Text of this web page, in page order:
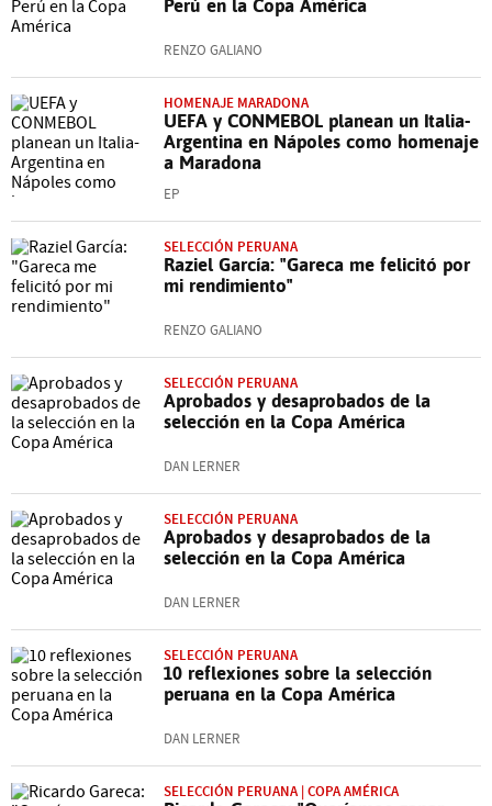
Perú en la Copa América
RENZO GALIANO
HOMENAJE MARADONA
UEFA y CONMEBOL planean un Italia-
Argentina en Nápoles como homenaje
a Maradona
EP
SELECCIÓN PERUANA
Raziel García: "Gareca me felicitó por
mi rendimiento"
RENZO GALIANO
SELECCIÓN PERUANA
Aprobados y desaprobados de la
selección en la Copa América
DAN LERNER
SELECCIÓN PERUANA
Aprobados y desaprobados de la
selección en la Copa América
DAN LERNER
SELECCIÓN PERUANA
10 reflexiones sobre la selección
peruana en la Copa América
DAN LERNER
SELECCIÓN PERUANA | COPA AMÉRICA